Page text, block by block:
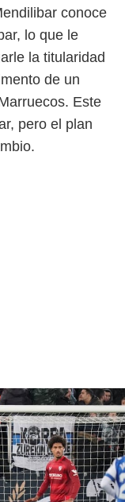
conoce
lo que le
la titularidad
de un
Este
pero el plan